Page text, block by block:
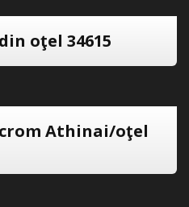
oţel 34615
Athinai/oţel